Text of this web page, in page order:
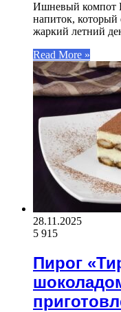
Ишневый компот
напиток, который
жаркий летний
Read More »
28.11.2025
5 915
Пирог